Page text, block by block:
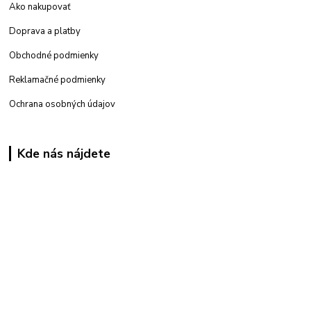
Ako nakupovať
Doprava a platby
Obchodné podmienky
Reklamačné podmienky
Ochrana osobných údajov
Kde nás nájdete